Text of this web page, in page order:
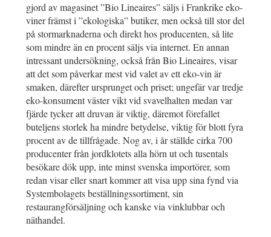
gjord av magasinet ”Bio Lineaires” säljs i Frankrike eko-
viner främst i ”ekologiska” butiker, men också till stor del
på stormarknaderna och direkt hos producenten, så lite
som mindre än en procent säljs via internet. En annan
intressant undersökning, också från Bio Lineaires, visar
att det som påverkar mest vid valet av ett eko-vin är
smaken, därefter ursprunget och priset; ungefär var tredje
eko-konsument väster vikt vid svavelhalten medan var
fjärde tycker att druvan är viktig, däremot förefallet
buteljens storlek ha mindre betydelse, viktig för blott fyra
procent av de tillfrågade. Nog av, i år ställde cirka 700
producenter från jordklotets alla hörn ut och tusentals
besökare dök upp, inte minst svenska importörer, som
redan visar eller snart kommer att visa upp sina fynd via
Systembolagets beställningssortiment, sin
restaurangförsäljning och kanske via vinklubbar och
näthandel.